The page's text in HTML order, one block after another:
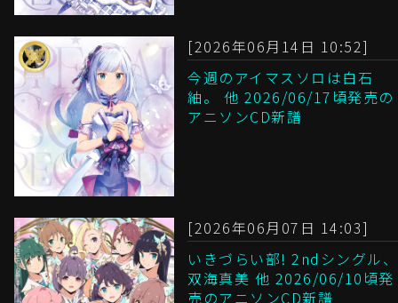
[2026年06月14日 10:52]
今週のアイマスソロは白石
紬。 他 2026/06/17頃発売の
アニソンCD新譜
[2026年06月07日 14:03]
いきづらい部! 2ndシングル、
双海真美 他 2026/06/10頃発
売のアニソンCD新譜